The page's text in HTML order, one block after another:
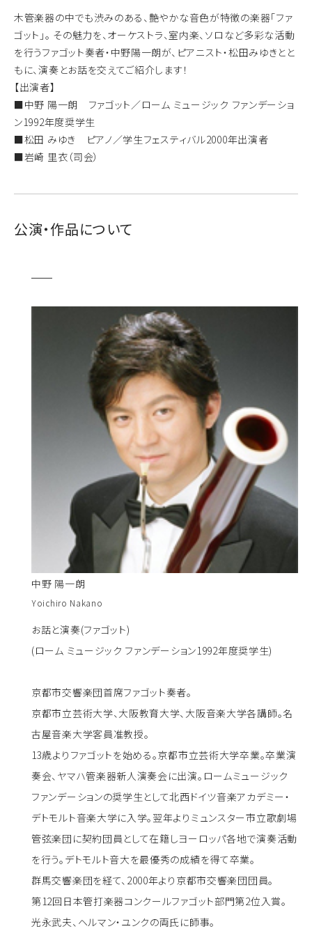
木管楽器の中でも渋みのある、艶やかな音色が特徴の楽器「ファ
ゴット」。 その魅力を、オーケストラ、室内楽、ソロなど多彩な活動
を行うファゴット奏者・中野陽一朗が、ピアニスト・松田みゆきとと
もに、演奏とお話を交えてご紹介します！
【出演者】
■中野 陽一朗 ファゴット／ローム ミュージック ファンデーショ
ン1992年度奨学生
■松田 みゆき ピアノ／学生フェスティバル2000年出演者
■岩崎 里衣（司会）
公演・作品について
中野 陽一朗
Yoichiro Nakano
お話と演奏(ファゴット)
(ローム ミュージック ファンデーション1992年度奨学生)
京都市交響楽団首席ファゴット奏者。
京都市立芸術大学、大阪教育大学、大阪音楽大学各講師。名
古屋音楽大学客員准教授。
13歳よりファゴットを始める。京都市立芸術大学卒業。卒業演
奏会、ヤマハ管楽器新人演奏会に出演。ロームミュージック
ファンデーションの奨学生として北西ドイツ音楽アカデミー・
デトモルト音楽大学に入学。翌年よりミュンスター市立歌劇場
管弦楽団に契約団員として在籍しヨーロッパ各地で演奏活動
を行う。デトモルト音大を最優秀の成績を得て卒業。
群馬交響楽団を経て、2000年より京都市交響楽団団員。
第12回日本管打楽器コンクールファゴット部門第2位入賞。
光永武夫、ヘルマン・ユンクの両氏に師事。